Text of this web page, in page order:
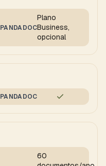
PANDADOC
Plano
Business,
opcional
PANDADOC
60